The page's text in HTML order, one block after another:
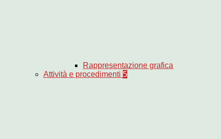
Rappresentazione grafica
Attività e procedimenti 5